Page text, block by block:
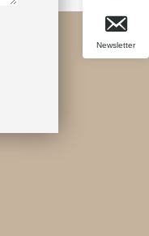
Newsletter